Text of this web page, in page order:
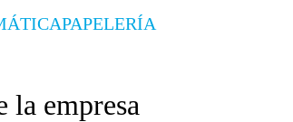
PAPELERÍA
la empresa